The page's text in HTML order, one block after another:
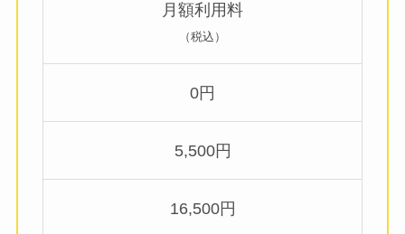
月額利用料
（税込）
0円
5,500円
16,500円